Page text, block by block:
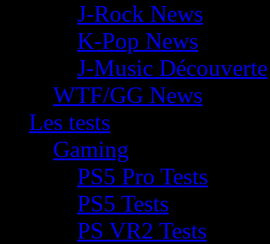
J-Rock News
K-Pop News
J-Music Découverte
WTF/GG News
Les tests
Gaming
PS5 Pro Tests
PS5 Tests
PS VR2 Tests